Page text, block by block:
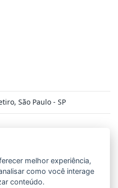
São Paulo - SP
melhor experiência,
como você interage
conteúdo.